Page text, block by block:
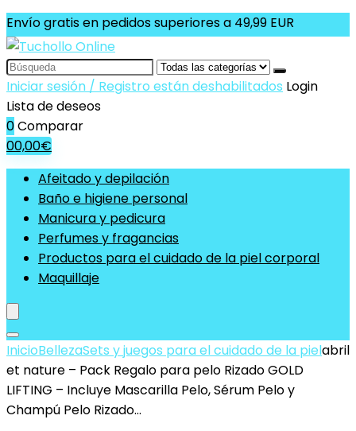
Envío gratis en pedidos superiores a 49,99 EUR
Search
for:
Iniciar sesión / Registro están deshabilitados Login
Lista de deseos
0Comparar
00,00€
Afeitado y depilación
Baño e higiene personal
Manicura y pedicura
Perfumes y fragancias
Productos para el cuidado de la piel corporal
Maquillaje
InicioBellezaSets y juegos para el cuidado de la pielabril
et nature – Pack Regalo para pelo Rizado GOLD
LIFTING – Incluye Mascarilla Pelo, Sérum Pelo y
Champú Pelo Rizado…